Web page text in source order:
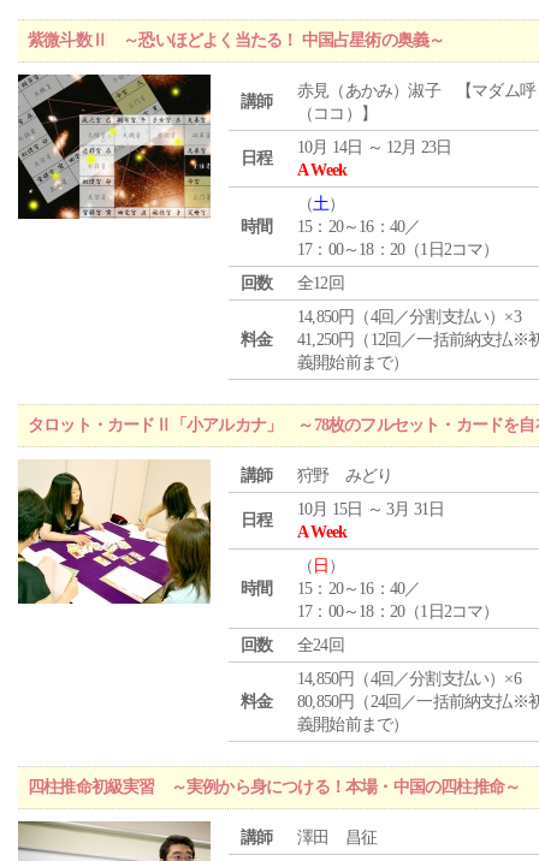
紫微斗数Ⅱ ～恐いほどよく当たる！ 中国占星術の奥義～
講師
赤見（あかみ）淑子 【マダム呼
（ココ）】
日程
10月 14日 ～ 12月 23日
A Week
時間
（土）
15：20～16：40／
17：00～18：20（1日2コマ）
回数
全12回
料金
14,850円（4回／分割支払い）×3
41,250円（12回／一括前納支払※
義開始前まで）
タロット・カードⅡ「小アルカナ」 ～78枚のフルセット・カードを自
講師 狩野 みどり
日程
10月 15日 ～ 3月 31日
A Week
時間
（ 日 ）
15：20～16：40／
17：00～18：20（1日2コマ）
回数
全24回
料金
14,850円（4回／分割支払い）×6
80,850円（24回／一括前納支払※
義開始前まで）
四柱推命初級実習 ～実例から身につける！本場・中国の四柱推命～
講師 澤田 昌征